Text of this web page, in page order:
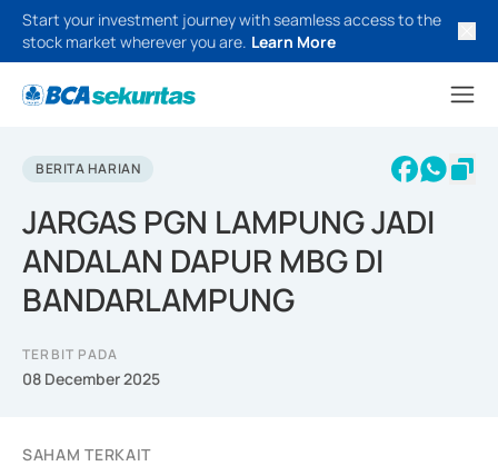
Start your investment journey with seamless access to the
stock market wherever you are. Learn More
BERITA HARIAN
JARGAS PGN LAMPUNG JADI
ANDALAN DAPUR MBG DI
BANDARLAMPUNG
TERBIT PADA
08 December 2025
SAHAM TERKAIT